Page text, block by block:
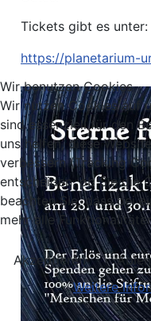
Tickets gibt es unter:
https://planetarium-
Wir benutzen Cookies
Wir nutzen Cookies auf
sind essenziell für den
uns helfen, diese
verbessern (Tracking
entscheiden, ob Sie die
beachten Sie, dass bei
mehr alle
Akzeptieren
Weitere